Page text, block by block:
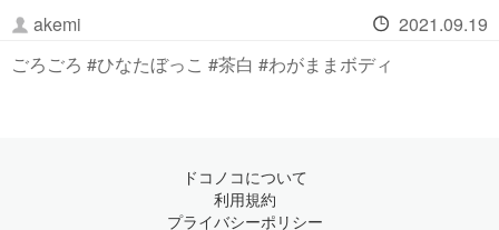
akemi
2021.09.19
ごろごろ #ひなたぼっこ #茶白 #わがままボディ
ドコノコについて
利用規約
プライバシーポリシー